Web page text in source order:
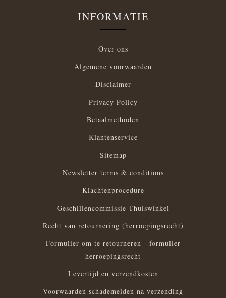
INFORMATIE
Over ons
Algemene voorwaarden
Disclaimer
Privacy Policy
Betaalmethoden
Klantenservice
Sitemap
Newsletter terms & conditions
Klachtenprocedure
Geschillencommissie Thuiswinkel
Recht van retournering (herroepingsrecht)
Formulier om te retourneren - formulier
herroepingsrecht
Levertijd en verzendkosten
Voorwaarden schademelden na verzending